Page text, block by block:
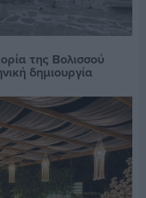
της Βολισσού
δημιουργία